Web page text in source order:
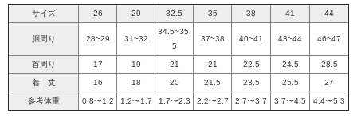
サイズ 26 29 32.5 35 38 41 44
胴周り 28~29 31~32
34.5~35.
5
37~38 40~41 43~44 46~47
首周り 17 19 21 21 22.5 24.5 28.5
着 丈 16 18 20 21.5 23.5 25.5 27
参考体重 0.8〜1.2 1.2〜1.7 1.7〜2.3 2.2〜2.7 2.7〜3.7 3.7〜4.5 4.4〜5.3